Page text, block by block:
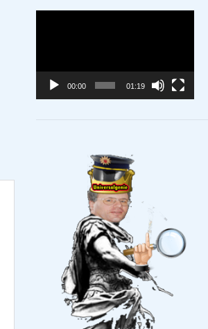
00:00 01:19